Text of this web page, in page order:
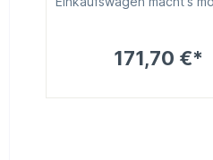
171,70 €*